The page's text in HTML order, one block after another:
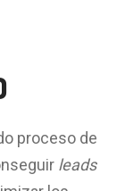
proceso de
leads